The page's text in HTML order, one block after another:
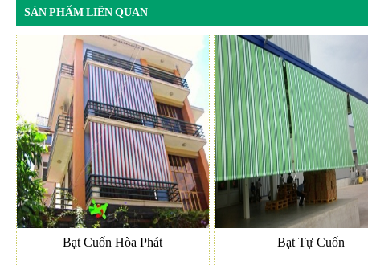
SẢN PHẨM LIÊN QUAN
Bạt Cuốn Hòa Phát Bạt Tự Cuốn